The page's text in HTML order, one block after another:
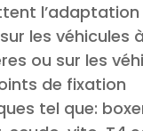
l’adaptation
les véhicules à
ou sur les
de fixation
tel que: